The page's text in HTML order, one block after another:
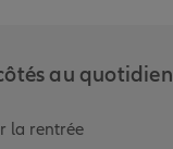
au quotidien
la rentrée